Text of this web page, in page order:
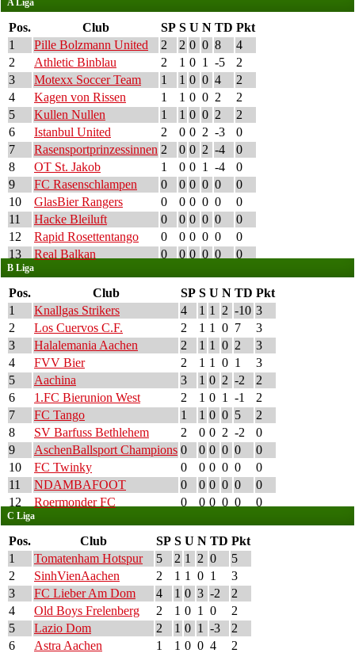
A Liga
Pos. Club SP S U N TD Pkt
1
Pille Bolzmann United 2 2 0 0 8
4
2
Athletic Binblau 2 1 0 1 -5
2
3
Motexx Soccer Team 1 1 0 0 4
2
4
Kagen von Rissen 1 1 0 0 2
2
5
Kullen Nullen 1 1 0 0 2
2
6
Istanbul United 2 0 0 2 -3
0
7
Rasensportprinzessinnen 2 0 0 2 -4
0
8
OT St. Jakob 1 0 0 1 -4
0
9
FC Rasenschlampen 0 0 0 0 0
0
10
GlasBier Rangers 0 0 0 0 0
0
11
Hacke Bleiluft 0 0 0 0 0
0
12
Rapid Rosettentango 0 0 0 0 0
0
13
Real Balkan 0 0 0 0 0 0
B Liga
Pos. Club SP S U N TD Pkt
1
Knallgas Strikers 4 1 1 2 -10 3
2
Los Cuervos C.F. 2 1 1 0 7
3
3
Halalemania Aachen 2 1 1 0 2
3
4
FVV Bier 2 1 1 0 1
3
5
Aachina 3 1 0 2 -2
2
6
1.FC Bierunion West 2 1 0 1 -1
2
7
FC Tango 1 1 0 0 5
2
8
SV Barfuss Bethlehem 2 0 0 2 -2
0
9
AschenBallsport Champions 0 0 0 0 0
0
10
FC Twinky 0 0 0 0 0
0
11
NDAMBAFOOT 0 0 0 0 0
0
12
Roermonder FC 0 0 0 0 0 0
C Liga
Pos. Club SP S U N TD Pkt
1
Tomatenham Hotspur 5 2 1 2 0
5
2
SinhVienAachen 2 1 1 0 1
3
3
FC Lieber Am Dom 4 1 0 3 -2
2
4
Old Boys Frelenberg 2 1 0 1 0
2
5
Lazio Dom 2 1 0 1 -3
2
6
Astra Aachen 1 1 0 0 4
2